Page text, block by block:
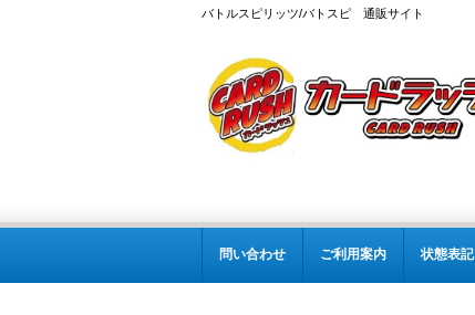
バトルスピリッツ/バトスピ 通販サイト
問い合わせ ご利用案内 状態表記